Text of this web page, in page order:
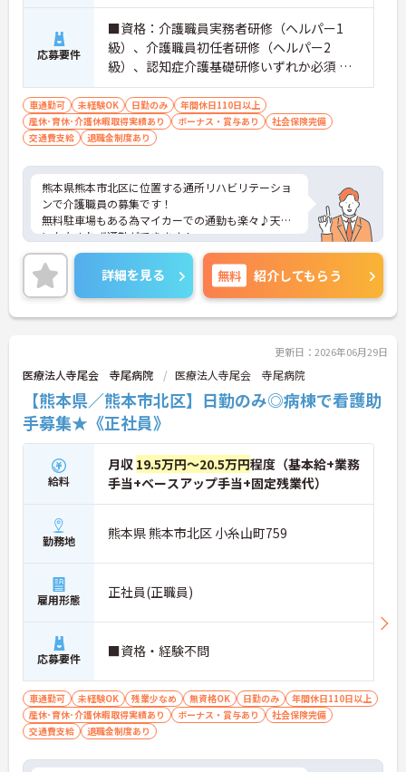
応募要件
■資格：介護職員実務者研修（ヘルパー1
級）、介護職員初任者研修（ヘルパー2
級）、認知症介護基礎研修いずれか必須 ■
経験不問
車通勤可 未経験OK 日勤のみ
年間休日110日以上
産休･育休･介護休暇取得実績あり
ボーナス・賞与あり
社会保険完備
交通費支給
退職金制度あり
熊本県熊本市北区に位置する通所リハビリテーショ
ンで介護職員の募集です！
無料駐車場もある為マイカーでの通勤も楽々♪天候
に左右されず通勤ができます！
日勤のみのお仕事で、年間休日110日以上もありプ
ライベートとの両立を目指す方におすすめの環境で
す◎昇給や賞与制度があり、頑張りが評価されてし
っかりと還元されます。現場経験のない方でもチャ
レンジできる職場で、しっかりとしたフォロー体制
こちらの求人にご興味がございましたら面接のポイ
ントもお伝えしますので是非ご応募お待ちしており
ます。
詳細を見る 無料 紹介してもらう
更新日：2026年06月29日
医療法人寺尾会 寺尾病院 医療法人寺尾会 寺尾病院
【熊本県／熊本市北区】日勤のみ◎病棟で看護助
手募集★《正社員》
給料
月収 19.5万円～20.5万円程度（基本給+業務
手当+ベースアップ手当+固定残業代）
勤務地 熊本県 熊本市北区 小糸山町759
雇用形態 正社員(正職員)
応募要件 ■資格・経験不問
車通勤可 未経験OK 残業少なめ 無資格OK 日勤のみ
年間休日110日以上
産休･育休･介護休暇取得実績あり
ボーナス・賞与あり
社会保険完備
交通費支給
退職金制度あり